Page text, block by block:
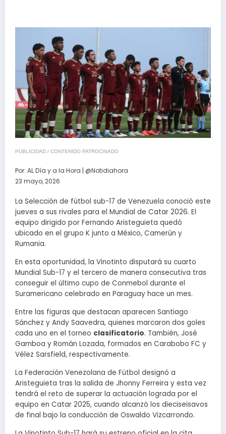
PUBLICIDAD / CONTENIDO PATROCINADO
Por: AL Día y a la Hora | @Notidiahora
23 mayo, 2026
La Selección de fútbol sub-17 de Venezuela conoció este
jueves a sus rivales para el Mundial de Catar 2026. El
equipo dirigido por Fernando Aristeguieta quedó
ubicado en el grupo K junto a México, Camerún y
Rumania.
En esta oportunidad, la Vinotinto disputará su cuarto
Mundial Sub-17 y el tercero de manera consecutiva tras
conseguir el último cupo de Conmebol durante el
Suramericano celebrado en Paraguay hace un mes.
Entre las figuras que destacan aparecen Santiago
Sánchez y Andy Saavedra, quienes marcaron dos goles
cada uno en el torneo clasificatorio. También, José
Gamboa y Román Lozada, formados en Carabobo FC y
Vélez Sarsfield, respectivamente.
La Federación Venezolana de Fútbol designó a
Aristeguieta tras la salida de Jhonny Ferreira y esta vez
tendrá el reto de superar la actuación lograda por el
equipo en Catar 2025, cuando alcanzó los dieciseisavos
de final bajo la conducción de Oswaldo Vizcarrondo.